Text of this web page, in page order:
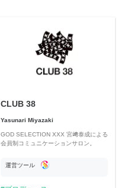
CLUB 38
Yasunari Miyazaki
GOD SELECTION XXX 宮﨑泰成による
会員制コミュニケーションサロン。
運営ツール